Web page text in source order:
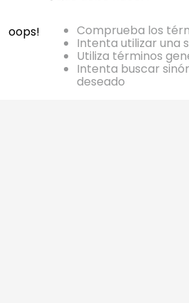
oops! Comprueba los
Intenta utilizar una
Utiliza términos
Intenta buscar
deseado